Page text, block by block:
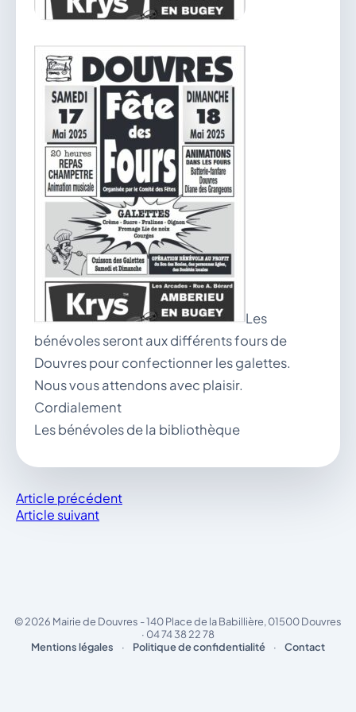
vous.
140 Place de la Babillière, 01500 Douvres
Contacter la mairie
Le guichet des associations
publier une annonce
Les
bénévoles seront aux différents fours de
Douvres pour confectionner les galettes.
Nous vous attendons avec plaisir.
Cordialement
Les bénévoles de la bibliothèque
Article précédent
Article suivant
© 2026 Mairie de Douvres - 140 Place de la Babillière, 01500 Douvres
· 04 74 38 22 78
Mentions légales
· Politique de confidentialité · Contact